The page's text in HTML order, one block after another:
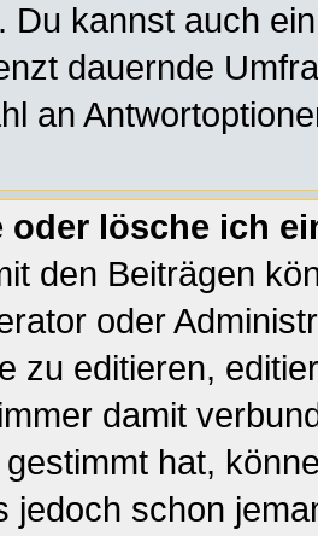
Du kannst auch
dauernde
an
oder lösche ich
den Beiträgen
oder
zu editieren,
damit
hat,
jedoch schon